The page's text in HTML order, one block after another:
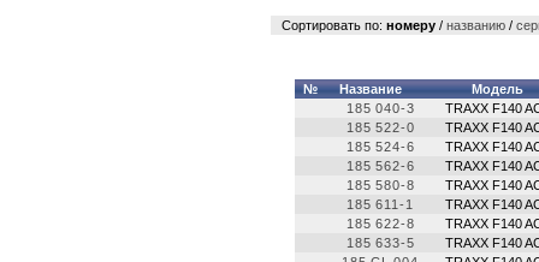
Сортировать по: номеру/ названию/
№ Название
Модель
185 040-3
TRAXX F140
185 522-0
TRAXX F140
185 524-6
TRAXX F140
185 562-6
TRAXX F140
185 580-8
TRAXX F140
185 611-1
TRAXX F140
185 622-8
TRAXX F140
185 633-5
TRAXX F140